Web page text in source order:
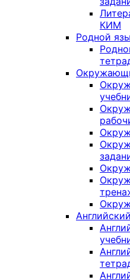
КИМ
Родной